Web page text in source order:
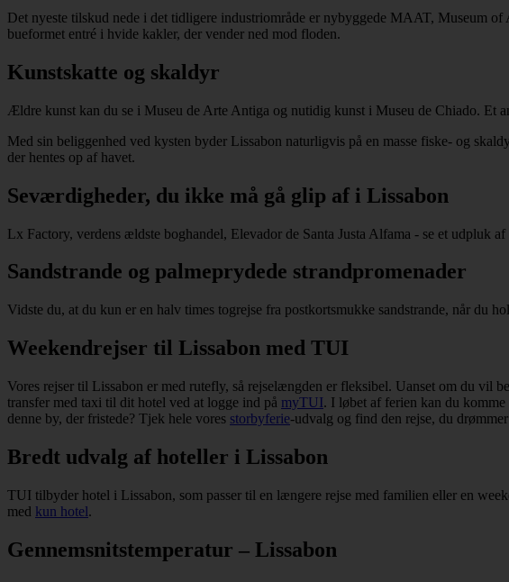
Det nyeste tilskud nede i det tidligere industriområde er nybyggede MAAT, Museum
bueformet entré i hvide kakler, der vender ned mod floden.
Kunstskatte og skaldyr
Ældre kunst kan du se i Museu de Arte Antiga og nutidig kunst i Museu de Chiado. Et
Med sin beliggenhed ved kysten byder Lissabon naturligvis på en masse fiske- og
der hentes op af havet.
Seværdigheder, du ikke må gå glip af i Lissabon
Lx Factory, verdens ældste boghandel, Elevador de Santa Justa Alfama - se et udpluk
Sandstrande og palmeprydede strandpromenader
Vidste du, at du kun er en halv times togrejse fra postkortsmukke sandstrande, når du
Weekendrejser til Lissabon med TUI
Vores rejser til Lissabon er med rutefly, så rejselængden er fleksibel. Uanset om du vil
transfer med taxi til dit hotel ved at logge ind på myTUI. I løbet af ferien kan du
denne by, der fristede? Tjek hele vores storbyferie-udvalg og find den rejse, du
Bredt udvalg af hoteller i Lissabon
TUI tilbyder hotel i Lissabon, som passer til en længere rejse med familien eller en
med kun hotel.
Gennemsnitstemperatur – Lissabon